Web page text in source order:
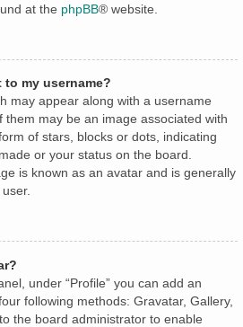
at the phpBB® website.
to my username?
may appear along with a username
them may be an image associated with
of stars, blocks or dots, indicating
or your status on the board.
is known as an avatar and is generally
under “Profile” you can add an
following methods: Gravatar, Gallery,
the board administrator to enable